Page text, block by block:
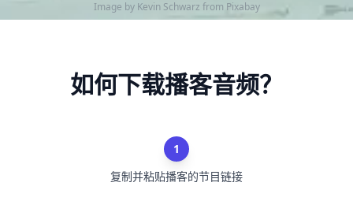
Image by Kevin Schwarz from Pixabay
如何下载播客音频？
1
复制并粘贴播客的节目链接